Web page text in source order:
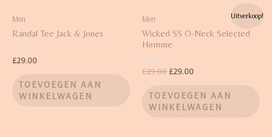
Men
Randal Tee Jack & Jones
Waardering
0
£29.00
TOEVOEGEN AAN
WINKELWAGEN
Uitverkoop!
Men
Wicked SS O-Neck Selected
Homme
Waardering
4.00
£29.00 £29.00
TOEVOEGEN AAN
WINKELWAGEN